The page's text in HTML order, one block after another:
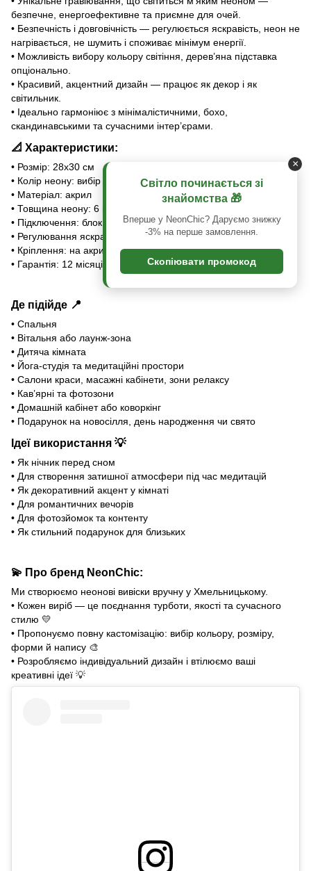
безпечне, енергоефективне та приємне для очей.
• Безпечність і довговічність — регулюється яскравість, неон не
нагрівається, не шумить і споживає мінімум енергії.
• Можливість вибору кольору світіння, дерев’яна підставка
опціонально.
• Красивий, акцентний дизайн — працює як декор і як
світильник.
• Ідеально гармоніює з мінімалістичними, бохо,
скандинавськими та сучасними інтер’єрами.
📐 Характеристики:
• Розмір: 28х30 см
• Колір неону: вибір із палітри🎨
• Матеріал: акрил
• Товщина неону: 6 мм
• Підключення: блок живлення у розетку або USB-шнур⚡
• Регулювання яскравості світіння сенсором
• Кріплення: на акриловій підставці
• Гарантія: 12 місяців
Де підійде 📍
• Спальня
• Вітальня або лаунж-зона
• Дитяча кімната
• Йога-студія та медитаційні простори
• Салони краси, масажні кабінети, зони релаксу
• Кав’ярні та фотозони
• Домашній кабінет або коворкінг
• Подарунок на новосілля, день народження чи свято
Ідеї використання 💡
• Як нічник перед сном
• Для створення затишної атмосфери під час медитацій
• Як декоративний акцент у кімнаті
• Для романтичних вечорів
• Для фотозйомок та контенту
• Як стильний подарунок для близьких
💫 Про бренд NeonСhіс:
Ми створюємо неонові вивіски вручну у Хмельницькому.
• Кожен виріб — це поєднання турботи, якості та сучасного
стилю 💛
• Пропонуємо повну кастомізацію: вибір кольору, розміру,
форми й напису 🎨
• Розробляємо індивідуальний дизайн і втілюємо ваші
креативні ідеї 💡
×
Світло починається зі
знайомства 🎁
Вперше у NeonChic? Даруємо знижку
-3% на перше замовлення.
Скопіювати промокод